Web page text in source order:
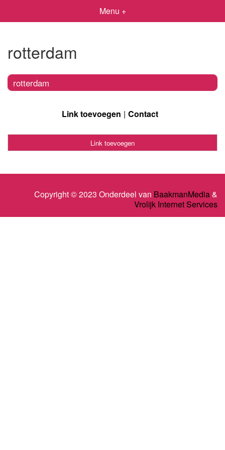
Menu +
rotterdam
rotterdam
Link toevoegen Contact
Link toevoegen
Copyright © 2023 Onderdeel van BaakmanMedia&
Vrolijk Internet Services